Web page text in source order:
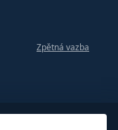
Zpětná vazba